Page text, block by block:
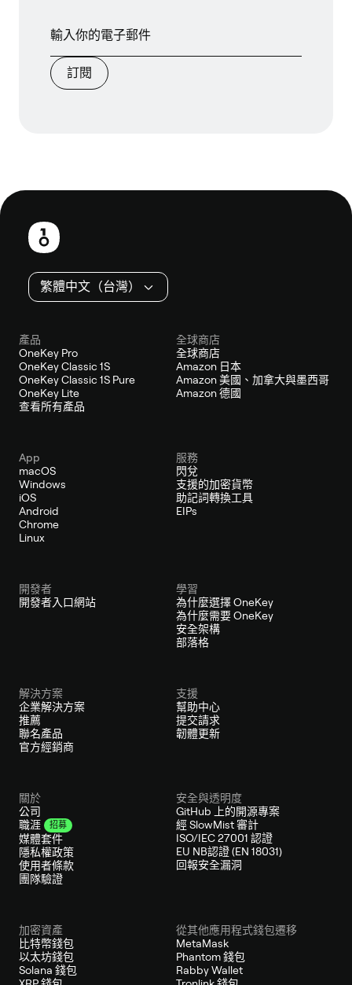
訂閱
頁
繁體中文（台灣）
產品
OneKey Pro
OneKey Classic 1S
OneKey Classic 1S Pure
OneKey Lite
查看所有產品
全球商店
全球商店
Amazon 日本
Amazon 美國、加拿大與墨西哥
Amazon 德國
App
macOS
Windows
iOS
Android
Chrome
Linux
服務
閃兌
支援的加密貨幣
助記詞轉換工具
EIPs
開發者
開發者入口網站
學習
為什麼選擇 OneKey
為什麼需要 OneKey
安全架構
部落格
解決方案
企業解決方案
推薦
聯名產品
官方經銷商
支援
幫助中心
提交請求
韌體更新
關於
公司
職涯
招募
媒體套件
隱私權政策
使用者條款
團隊驗證
安全與透明度
GitHub 上的開源專案
經 SlowMist 審計
ISO/IEC 27001 認證
EU NB認證 (EN 18031)
回報安全漏洞
加密資產
比特幣錢包
以太坊錢包
Solana 錢包
從其他應用程式錢包遷移
MetaMask
Phantom 錢包
Rabby Wallet